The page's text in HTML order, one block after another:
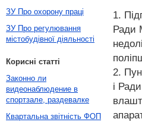
1.
Ради
2.
і
ЗУ Про охорону праці
ЗУ Про регулювання
містобудівної діяльності
Корисні статті
Законно ли
видеонаблюдение в
спортзале, раздевалке
Квартальна звітність ФОП